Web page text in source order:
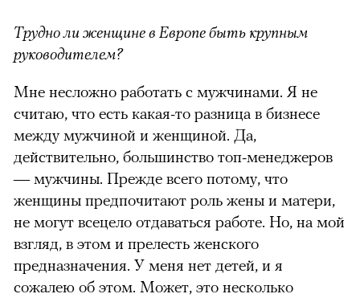
Трудно ли женщине в Европе быть крупным
руководителем?
Мне несложно работать с мужчинами. Я не
считаю, что есть какая-то разница в бизнесе
между мужчиной и женщиной. Да,
действительно, большинство топ-менеджеров
— мужчины. Прежде всего потому, что
женщины предпочитают роль жены и матери,
не могут всецело отдаваться работе. Но, на мой
взгляд, в этом и прелесть женского
предназначения. У меня нет детей, и я
сожалею об этом. Может, это несколько